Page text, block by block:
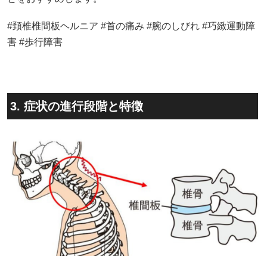
#頚椎椎間板ヘルニア #首の痛み #腕のしびれ #巧緻運動障
害 #歩行障害
3. 症状の進行段階と特徴